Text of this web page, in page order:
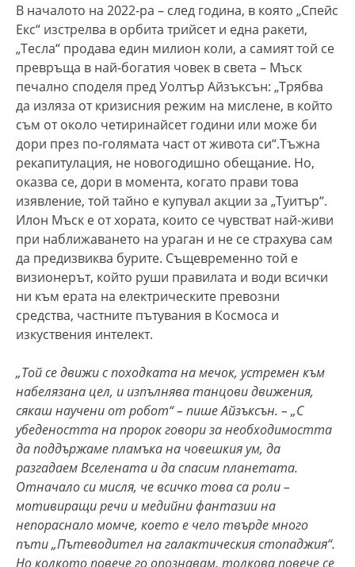
В началото на 2022-ра – след година, в която „Спейс
Екс“ изстрелва в орбита трийсет и една ракети,
„Тесла“ продава един милион коли, а самият той се
превръща в най-богатия човек в света – Мъск
печално споделя пред Уолтър Айзъксън: „Трябва
да изляза от кризисния режим на мислене, в който
съм от около четиринайсет години или може би
дори през по-голямата част от живота си“.Тъжна
рекапитулация, не новогодишно обещание. Но,
оказва се, дори в момента, когато прави това
изявление, той тайно е купувал акции за „Туитър“.
Илон Мъск е от хората, които се чувстват най-живи
при наближаването на ураган и не се страхува сам
да предизвиква бурите. Същевременно той е
визионерът, който руши правилата и води всички
ни към ерата на електрическите превозни
средства, частните пътувания в Космоса и
изкуствения интелект.
„Той се движи с походката на мечок, устремен към
набелязана цел, и изпълнява танцови движения,
сякаш научени от робот“ – пише Айзъксън. – „С
убедеността на пророк говори за необходимостта
да поддържаме пламъка на човешкия ум, да
разгадаем Вселената и да спасим планетата.
Отначало си мисля, че всичко това са роли –
мотивиращи речи и медийни фантазии на
непораснало момче, което е чело твърде много
пъти „Пътеводител на галактическия стопаджия“.
Но колкото повече го опознавам, толкова повече се